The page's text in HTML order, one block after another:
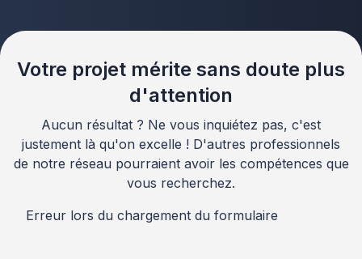
Votre projet mérite sans doute plus
d'attention
Aucun résultat ? Ne vous inquiétez pas, c'est
justement là qu'on excelle ! D'autres professionnels
de notre réseau pourraient avoir les compétences que
vous recherchez.
Erreur lors du chargement du formulaire